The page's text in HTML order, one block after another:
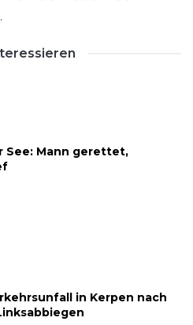
See: Mann gerettet,
in Kerpen nach